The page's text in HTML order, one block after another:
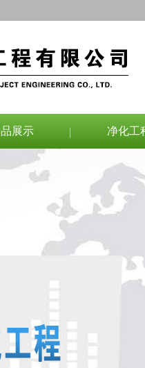
展示 净化工